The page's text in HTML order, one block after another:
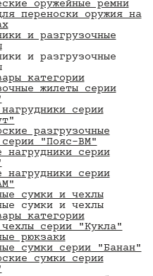
оружейные ремни
переноски оружия на
и разгрузочные
и разгрузочные
категории
жилеты серии
серии
разгрузочные
серии "Пояс-ВМ"
нагрудники серии
нагрудники серии
сумки и чехлы
сумки и чехлы
категории
серии "Кукла"
рюкзаки
сумки серии "Банан"
сумки серии